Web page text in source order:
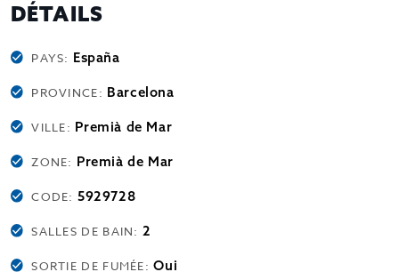
DÉTAILS
PAYS: España
PROVINCE: Barcelona
VILLE: Premià de Mar
ZONE: Premià de Mar
CODE:5929728
SALLES DE BAIN:2
SORTIE DE FUMÉE:Oui